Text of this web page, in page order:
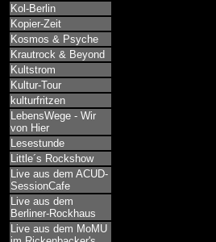
Kol-Berlin
Kopier-Zeit
Kosmos & Psyche
Krautrock & Beyond
Kultstrom
Kultur-Tour
kulturfritzen
LebensWege - Wir
von Hier
Lesestunde
Little´s Rockshow
Live aus dem ACUD-
SessionCafe
Live aus dem
Berliner-Rockhaus
Live aus dem MoMU